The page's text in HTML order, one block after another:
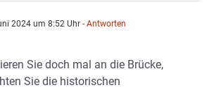
2024 um 8:52 Uhr - Antworten
Sie doch mal an die Brücke,
Sie die historischen